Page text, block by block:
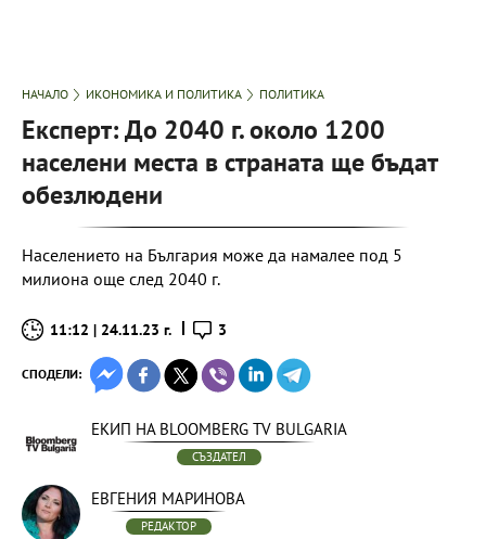
НАЧАЛО ИКОНОМИКА И ПОЛИТИКА ПОЛИТИКА
Експерт: До 2040 г. около 1200
населени места в страната ще бъдат
обезлюдени
Населението на България може да намалее под 5
милиона още след 2040 г.
11:12 | 24.11.23 г. 3
СПОДЕЛИ:
ЕКИП НА BLOOMBERG TV BULGARIA
СЪЗДАТЕЛ
ЕВГЕНИЯ МАРИНОВА
РЕДАКТОР